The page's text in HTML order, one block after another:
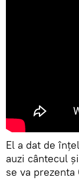
El a dat de
auzi cântecul
se va